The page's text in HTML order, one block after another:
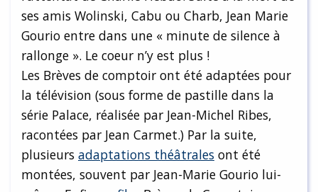
ses amis Wolinski, Cabu ou Charb, Jean Marie
Gourio entre dans une « minute de silence à
rallonge ». Le coeur n’y est plus !
Les Brèves de comptoir ont été adaptées pour
la télévision (sous forme de pastille dans la
série Palace, réalisée par Jean-Michel Ribes,
racontées par Jean Carmet.) Par la suite,
plusieurs adaptations théâtrales ont été
montées, souvent par Jean-Marie Gourio lui-